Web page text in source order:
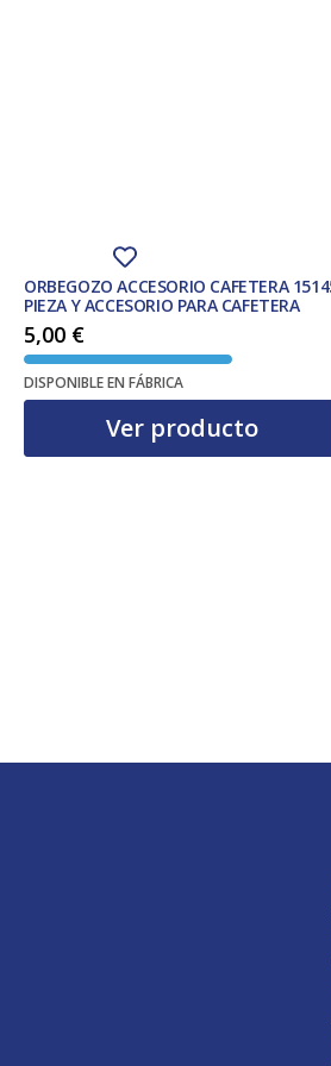
ORBEGOZO ACCESORIO CAFETERA 15145
PIEZA Y ACCESORIO PARA CAFETERA
5,00 €
DISPONIBLE EN FÁBRICA
Ver producto